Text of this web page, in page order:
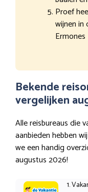
Proef
wijnen in
Ermones
Bekende
vergelijken
Alle reisbureaus die
aanbieden hebben
we een handig
augustus 2026!
1.